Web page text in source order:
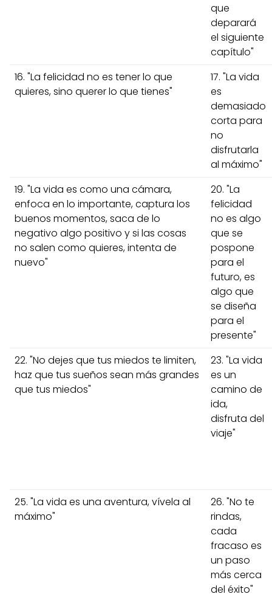
que
deparará
el siguiente
capítulo"
16. "La felicidad no es tener lo que
quieres, sino querer lo que tienes"
17. "La vida
es
demasiado
corta para
no
disfrutarla
al máximo"
19. "La vida es como una cámara,
enfoca en lo importante, captura los
buenos momentos, saca de lo
negativo algo positivo y si las cosas
no salen como quieres, intenta de
nuevo"
20. "La
felicidad
no es algo
que se
pospone
para el
futuro, es
algo que
se diseña
para el
presente"
22. "No dejes que tus miedos te limiten,
haz que tus sueños sean más grandes
que tus miedos"
23. "La vida
es un
camino de
ida,
disfruta del
viaje"
25. "La vida es una aventura, vívela al
máximo"
26. "No te
rindas,
cada
fracaso es
un paso
más cerca
del éxito"